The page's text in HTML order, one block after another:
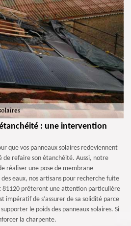
: une intervention
que vos panneaux solaires redeviennent
de refaire son étanchéité. Aussi, notre
réaliser une pose de membrane
eaux, nos artisans pour recherche fuite
81120 prêteront une attention particulière
impératif de s’assurer de sa solidité parce
le poids des panneaux solaires. Si
la charpente.